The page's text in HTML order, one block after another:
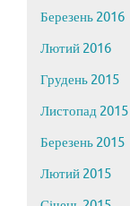
Березень 2016
Лютий 2016
Грудень 2015
Листопад 2015
Березень 2015
Лютий 2015